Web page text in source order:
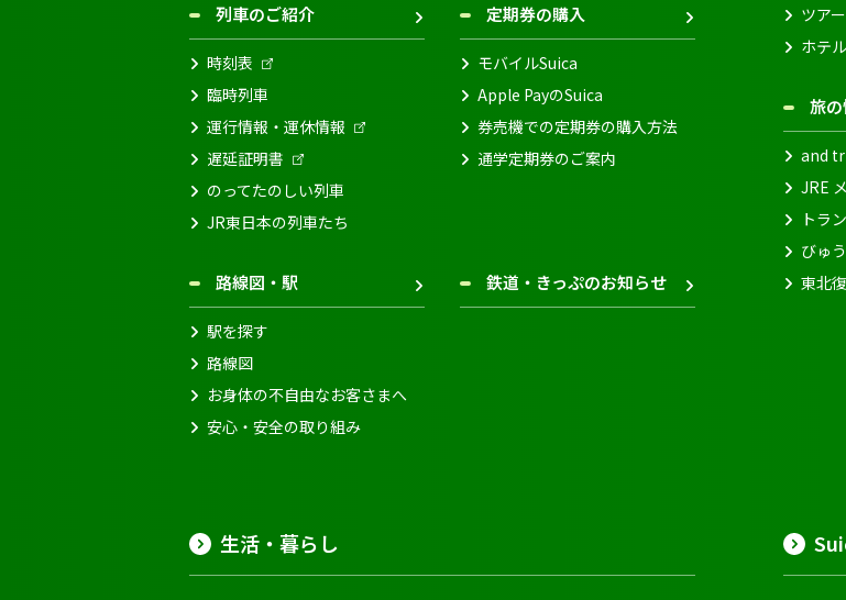
列車のご紹介
時刻表
臨時列車
運行情報・運休情報
遅延証明書
のってたのしい列車
JR東日本の列車たち
定期券の購入
モバイルSuica
Apple PayのSuica
券売機での定期券の購入方法
通学定期券のご案内
路線図・駅
駅を探す
路線図
お身体の不自由なお客さまへ
安心・安全の取り組み
鉄道・きっぷのお知らせ
ツア
ホテ
旅
and
JRE
トラ
びゅ
東北
生活・暮らし